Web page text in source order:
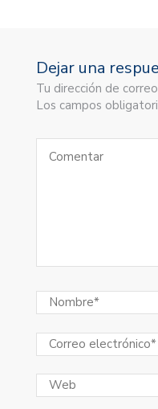
Dejar una
Tu dirección de
Los campos